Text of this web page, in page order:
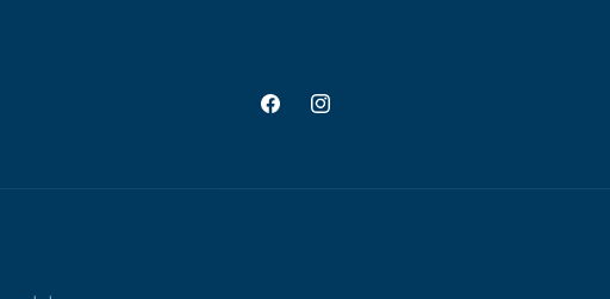
FacebookInstagram